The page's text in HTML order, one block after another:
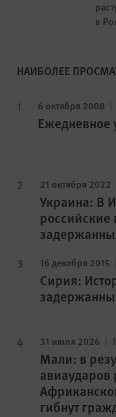
в
НАИБОЛЕЕ
6 октября 2008
Ежедневное
21 октября 2022
Украина: В
российские
16 декабря 2015
Сирия:
31 июля 2026
Мали: в
авиаударов
гибнут